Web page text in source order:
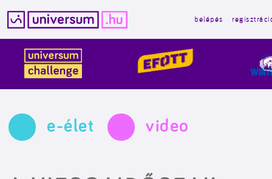
tartalomba
belépés
e-élet video